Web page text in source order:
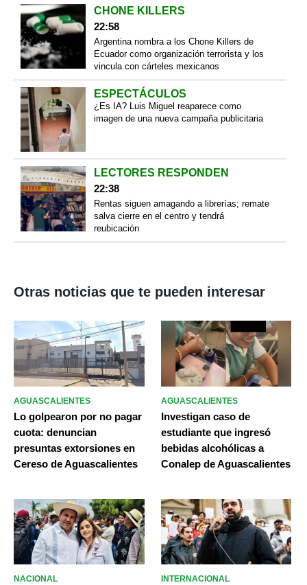
CHONE KILLERS
22:58
Argentina nombra a los Chone Killers de
Ecuador como organización terrorista y los
vincula con cárteles mexicanos
ESPECTÁCULOS
¿Es IA? Luis Miguel reaparece como
imagen de una nueva campaña publicitaria
LECTORES RESPONDEN
22:38
Rentas siguen amagando a librerías; remate
salva cierre en el centro y tendrá
reubicación
Otras noticias que te pueden interesar
AGUASCALIENTES
Lo golpearon por no pagar
cuota: denuncian
presuntas extorsiones en
Cereso de Aguascalientes
AGUASCALIENTES
Investigan caso de
estudiante que ingresó
bebidas alcohólicas a
Conalep de Aguascalientes
NACIONAL INTERNACIONAL